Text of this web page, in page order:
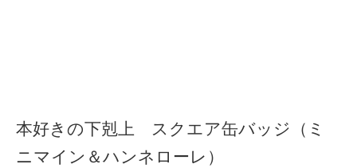
本好きの下剋上 スクエア缶バッジ（ミ
ニマイン＆ハンネローレ）